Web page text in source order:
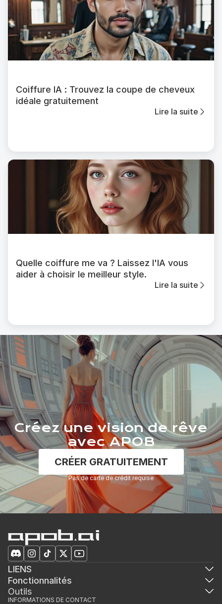
Coiffure IA : Trouvez la coupe de cheveux
idéale gratuitement
Lire la suite
Quelle coiffure me va ? Laissez l'IA vous
aider à choisir le meilleur style.
Lire la suite
Créez une vision de rêve
avec APOB
CRÉER GRATUITEMENT
Pas de carte de crédit requise
LIENS
Fonctionnalités
Outils
INFORMATIONS DE CONTACT